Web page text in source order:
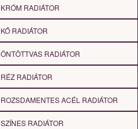
KRÓM RADIÁTOR
KŐ RADIÁTOR
ÖNTÖTTVAS RADIÁTOR
RÉZ RADIÁTOR
ROZSDAMENTES ACÉL RADIÁTOR
SZÍNES RADIÁTOR